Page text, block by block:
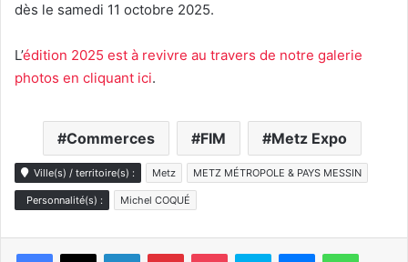
dès le samedi 11 octobre 2025.
L’édition 2025 est à revivre au travers de notre galerie
photos en cliquant ici.
Commerces FIM Metz Expo
Ville(s) / territoire(s) : Metz METZ MÉTROPOLE & PAYS MESSIN
Personnalité(s) : Michel COQUÉ
LinkedinPinterestPocket Skype Messenger